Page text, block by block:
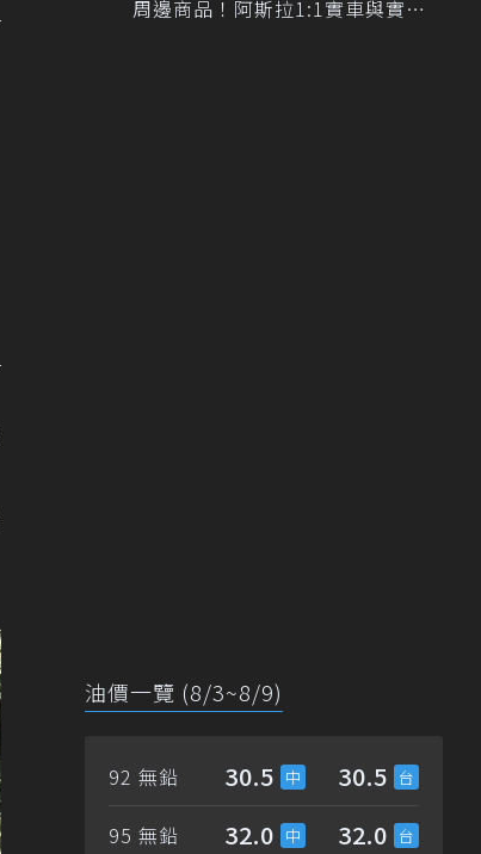
周邊商品！阿斯拉1:1實車與實體
油價一覽 (8/3~8/9)
92 無鉛 30.5 30.5
95 無鉛 32.0 32.0